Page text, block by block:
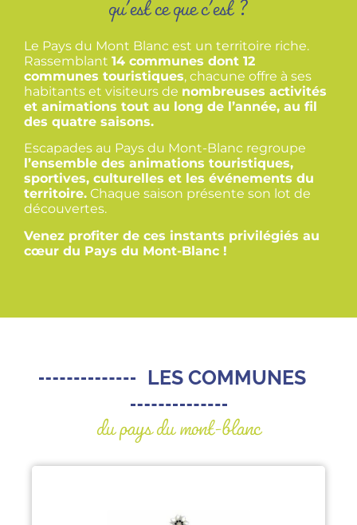
Le Pays du Mont Blanc est un territoire riche.
Rassemblant 14 communes dont 12
communes touristiques, chacune offre à ses
habitants et visiteurs de nombreuses activités
et animations tout au long de l’année, au fil
des quatre saisons.
Escapades au Pays du Mont-Blanc regroupe
l’ensemble des animations touristiques,
sportives, culturelles et les événements du
territoire. Chaque saison présente son lot de
découvertes.
Venez profiter de ces instants privilégiés au
cœur du Pays du Mont-Blanc !
LES COMMUNES
du pays du mont-blanc
COMBLOUX